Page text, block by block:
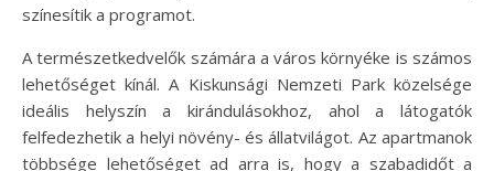
színesítik a programot.
A természetkedvelők számára a város környéke is számos
lehetőséget kínál. A Kiskunsági Nemzeti Park közelsége
ideális helyszín a kirándulásokhoz, ahol a látogatók
felfedezhetik a helyi növény- és állatvilágot. Az apartmanok
többsége lehetőséget ad arra is, hogy a szabadidőt a